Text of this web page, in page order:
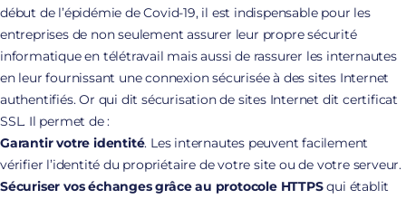
début de l’épidémie de Covid-19, il est indispensable pour les
entreprises de non seulement assurer leur propre sécurité
informatique en télétravail mais aussi de rassurer les internautes
en leur fournissant une connexion sécurisée à des sites Internet
authentifiés. Or qui dit sécurisation de sites Internet dit certificat
SSL. Il permet de :
Garantir votre identité. Les internautes peuvent facilement
vérifier l’identité du propriétaire de votre site ou de votre serveur.
Sécuriser vos échanges grâce au protocole HTTPSqui établit